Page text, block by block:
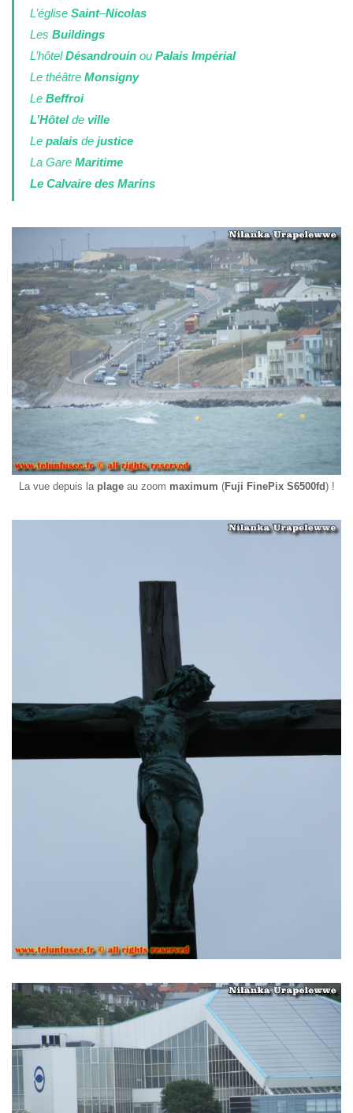
L’église Saint–Nicolas
Les Buildings
L’hôtelDésandrouinou Palais Impérial
Le théâtre Monsigny
Le Beffroi
L’Hôtelde ville
Le palaisde justice
La Gare Maritime
Le Calvaire des Marins
La vue depuis la plageau zoom maximum (Fuji FinePix S6500fd) !